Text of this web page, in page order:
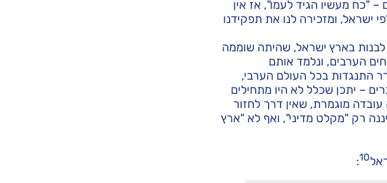
"כח מעשיו הגיד לעמו", אז אין
ישראל, ומזכירה לנו את תפקידנו
לבנות בארץ ישראל, שהיתה שוממה
הערבים, ונלמד אותם
התנגדות בכל העולם הערבי,
– יתכן שכלל לא היו מתחילים
מוגמרת, שאין דרך לחזור
רק "מקלט מדיני", ואף לא "ארץ
10
: